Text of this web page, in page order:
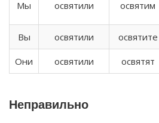
Мы освятили освятим
Вы освятили освятите
Они освятили освятят
Неправильно